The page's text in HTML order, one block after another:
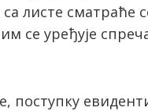
листе сматраће
се уређује
поступку